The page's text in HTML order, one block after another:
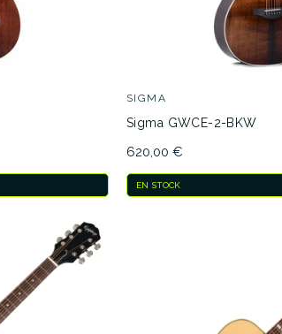
SIGMA
Sigma GWCE-2-BKW
620,00 €
EN STOCK